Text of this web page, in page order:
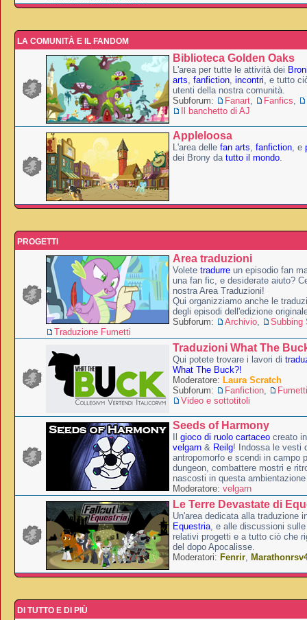
LA COMUNITÀ E IL FANDOM
Biblioteca Golden Oaks
L'area per tutte le attività dei
arts, fanfiction, incontri, e tutto
utenti della nostra comunità.
Subforum:
Fanart, Fanfics,
Il banchetto di AJ
Appleloosa
L'area delle fan arts, fanfiction, e
dei Brony da tutto il mondo.
PROGETTI
Area traduzioni
Volete tradurre un episodio fan
una fan fic, e desiderate aiuto?
nostra Area Traduzioni!
Qui organizziamo anche le
degli episodi dell'edizione
Subforum:
Archivio,
Subbing
Traduzione Fumetti
Traduzioni What The
Qui potete trovare i lavori di
What The Buck?!
Moderatore: Laura Scratch
Subforum:
Fanfiction,
Fumetti
Video e sottotitoli
Seeds of Harmony
gioco di ruolo cartaceo creato
velgarn & Reilg! Indossa le vesti
antropomorfo e scendi in campo
dungeon, combattere mostri e
nascosti in questa
Moderatore: velgarn
Le Terre Devastate di
Un'area dedicata alla traduzione
Equestria, e alle discussioni
relativi progetti e a tutto ciò che
del dopo Apocalisse.
Moderatori: Fenrir,
DI TUTTO E DI PIÙ